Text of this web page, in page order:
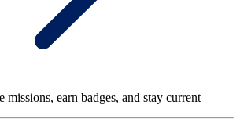
missions, earn badges, and stay current